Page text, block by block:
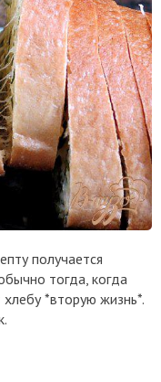
получается
тогда, когда
*вторую жизнь*.